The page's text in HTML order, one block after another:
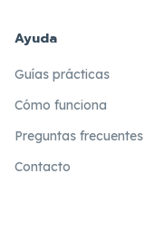
Ayuda
Guías prácticas
Cómo funciona
Preguntas frecuentes
Contacto